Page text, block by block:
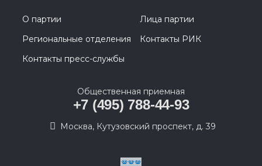
О партии
Лица партии
Региональные отделения
Контакты РИК
Контакты пресс-службы
Общественная приемная
+7 (495) 788-44-93
Москва, Кутузовский проспект, д. 39